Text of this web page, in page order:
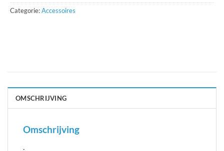
Categorie:Accessoires
OMSCHRIJVING
Omschrijving